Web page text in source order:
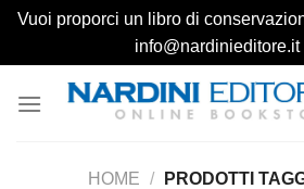
Vuoi proporci un libro di
info@nardinieditore.it
HOME / PRODOTTI